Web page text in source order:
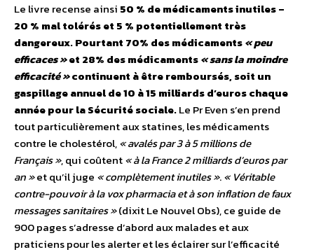
Le livre recense ainsi 50 % de médicaments inutiles –
20 % mal tolérés et 5 % potentiellement très
dangereux. Pourtant 70% des médicaments« peu
efficaces »et 28% des médicaments« sans la moindre
efficacité »continuent à être remboursés, soit un
gaspillage annuel de 10 à 15 milliards d’euros chaque
année pour la Sécurité sociale.Le Pr Even s’en prend
tout particulièrement aux statines, les médicaments
contre le cholestérol,« avalés par 3 à 5 millions de
Français », qui coûtent« à la France 2 milliards d’euros par
an »et qu’il juge « complètement inutiles ».« Véritable
contre-pouvoir à la vox pharmacia et à son inflation de faux
messages sanitaires »(dixit Le Nouvel Obs), ce guide de
900 pages s’adresse d’abord aux malades et aux
praticiens pour les alerter et les éclairer sur l’efficacité